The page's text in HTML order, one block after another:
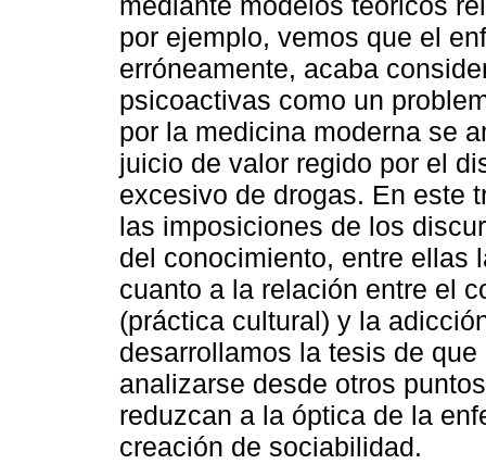
por ejemplo, vemos que el
erróneamente, acaba
psicoactivas como un
por la medicina moderna se
juicio de valor regido por el
excesivo de drogas. En este
las imposiciones de los
del conocimiento, entre ellas
cuanto a la relación entre el
(práctica cultural) y la
desarrollamos la tesis de
analizarse desde otros
reduzcan a la óptica de la
creación de sociabilidad.